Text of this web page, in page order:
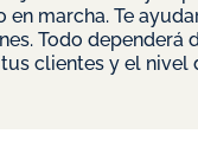
en marcha. Te
Todo dependerá
clientes y el nivel